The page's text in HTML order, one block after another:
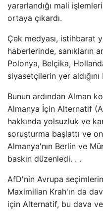
yararlandığı mali
ortaya çıkardı.
Çek medyası, istihbarat
haberlerinde, sanıkların
Polonya, Belçika,
siyasetçilerin yer
Bunun ardından Alman
Almanya İçin Alternatif
hakkında yolsuzluk ve
soruşturma başlattı ve
Almanya'nın Berlin ve
baskın düzenledi. . .
AfD'nin Avrupa
Maximilian Krah'ın da
için Alternatif, bu dava